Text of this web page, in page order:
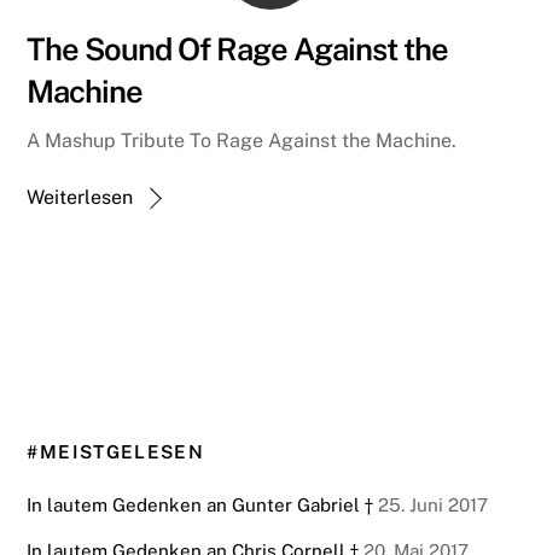
The Sound Of Rage Against the
Machine
A Mashup Tribute To Rage Against the Machine.
Weiterlesen
#MEISTGELESEN
In lautem Gedenken an Gunter Gabriel † 25. Juni 2017
In lautem Gedenken an Chris Cornell † 20. Mai 2017